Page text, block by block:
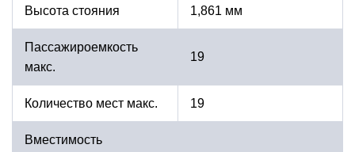
Высота стояния 1,861 мм
Пассажироемкость
макс.
19
Количество мест макс. 19
Вместимость